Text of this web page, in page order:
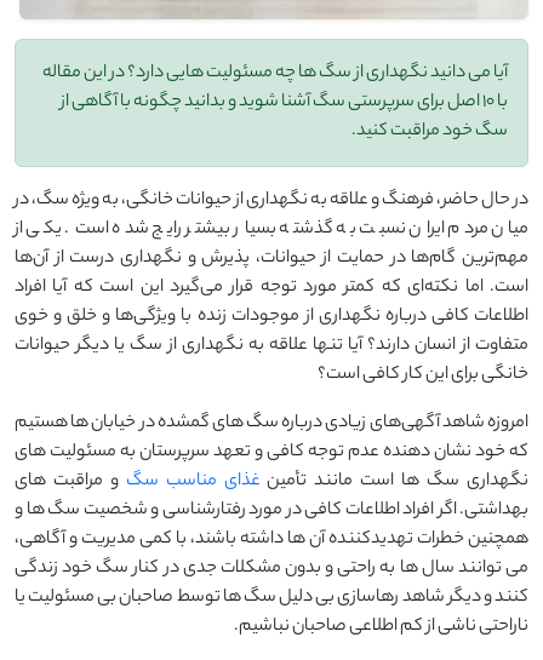
آیا می ‌دانید نگهداری از سگ ‌ها چه مسئولیت ‌هایی دارد؟ در این مقاله
با 10 اصل برای سرپرستی سگ‌ آشنا شوید و بدانید چگونه با آگاهی از
سگ خود مراقبت کنید.
در حال حاضر، فرهنگ و علاقه به نگهداری از حیوانات خانگی، به ویژه سگ، در
میان مردم ایران نسبت به گذشته بسیار بیشتر رایج شده است. یکی از
مهم‌ترین گام‌ها در حمایت از حیوانات، پذیرش و نگهداری درست از آن‌ها
است. اما نکته‌ای که کمتر مورد توجه قرار می‌گیرد این است که آیا افراد
اطلاعات کافی درباره نگهداری از موجودات زنده با ویژگی‌ها و خلق‌ و خوی
متفاوت از انسان دارند؟ آیا تنها علاقه به نگهداری از سگ یا دیگر حیوانات
خانگی برای این کار کافی است؟
امروزه شاهد آگهی‌های زیادی درباره سگ‌ های گمشده در خیابان ‌ها هستیم
که خود نشان‌ دهنده عدم توجه کافی و تعهد سرپرستان به مسئولیت ‌های
نگهداری سگ ‌ها است مانند تأمین غذای مناسب سگ و مراقبت‌ های
بهداشتی. اگر افراد اطلاعات کافی در مورد رفتارشناسی و شخصیت سگ ‌ها و
همچنین خطرات تهدید‌کننده آن ‌ها داشته باشند، با کمی مدیریت و آگاهی،
می ‌توانند سال ‌ها به راحتی و بدون مشکلات جدی در کنار سگ خود زندگی
کنند و دیگر شاهد رهاسازی بی ‌دلیل سگ ‌ها توسط صاحبان بی ‌مسئولیت یا
ناراحتی ناشی از کم ‌اطلاعی صاحبان نباشیم.